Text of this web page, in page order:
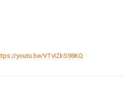
youtu.be/VTvIZkS98KQ